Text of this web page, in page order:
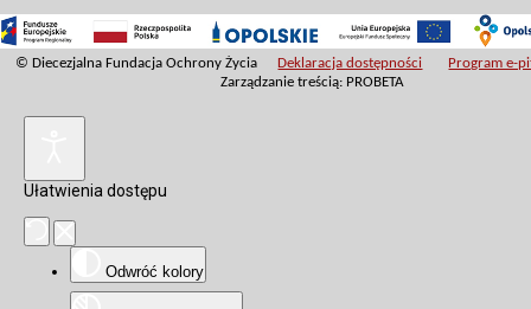
© Diecezjalna Fundacja Ochrony Życia Deklaracja dostępności
Program e-
Zarządzanie treścią: PROBETA
Ułatwienia dostępu
Odwróć kolory